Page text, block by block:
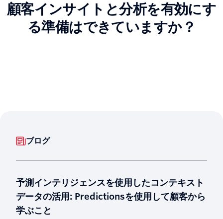
顧客インサイトと分析を有効にす
る準備はできていますか？
ブログ
予測インテリジェンスを使用したコンテキスト
データの活用: Predictionsを使用して顧客から
学ぶこと